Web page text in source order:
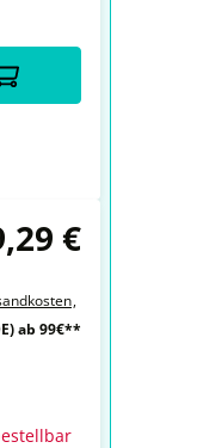
€
,
ab 99€**